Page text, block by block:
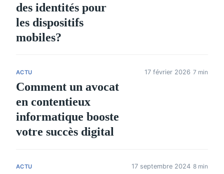
des identités pour
les dispositifs
mobiles?
ACTU
Comment un avocat
en contentieux
informatique booste
votre succès digital
17 février 2026 7 min
ACTU 17 septembre 2024 8 min